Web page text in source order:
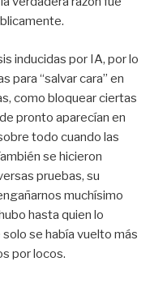
inducidas por IA, por lo
para “salvar cara” en
como bloquear ciertas
pronto aparecían en
todo cuando las
se hicieron
pruebas, su
muchísimo
hasta quien lo
se había vuelto más
por locos.